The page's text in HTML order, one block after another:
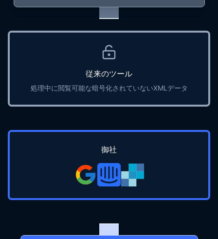
従来のツール
処理中に閲覧可能な暗号化されていないXMLデータ
御社